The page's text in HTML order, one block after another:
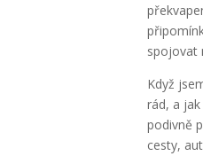
spojovat
Když
rád, a
podivně
cesty,